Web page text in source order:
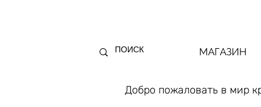
МАГАЗИН
Добро пожаловать в мир